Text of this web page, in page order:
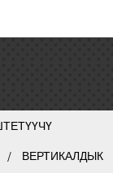
ВЕРТИКАЛДЫК